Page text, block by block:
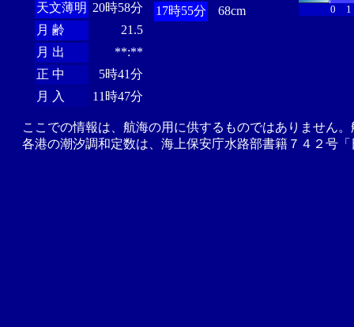
天文薄明 20時58分
月 齢
21.5
月 出
**:**
正 中
5時41分
月 入
11時47分
17時55分
68cm 0 1
ここでの情報は、航海の用に供するものではありません
各港の潮汐調和定数は、海上保安庁水路部書籍７４２号